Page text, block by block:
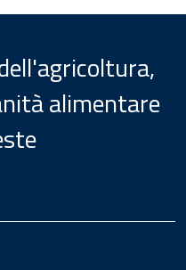
alimentare